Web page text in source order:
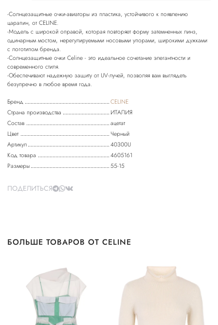
-Солнцезащитные очки-авиаторы из пластика, устойчивого к появлению
царапин, от CELINE.
-Модель с широкой оправой, которая повторяет форму затемненных линз,
одинарным мостом, нерегулируемыми носовыми упорами, широкими дужками
с логотипом бренда.
-Солнцезащитные очки Celine - это идеальное сочетание элегантности и
современного стиля.
-Обеспечивают надежную защиту от UV-лучей, позволяя вам выглядеть
Бренд
CELINE
Страна производства
ИТАЛИЯ
Состав
ацетат
Цвет
Черный
Артикул
40300U
Код товара
4605161
Размеры
55-15
ПОДЕЛИТЬСЯ
БОЛЬШЕ ТОВАРОВ ОТ CELINE